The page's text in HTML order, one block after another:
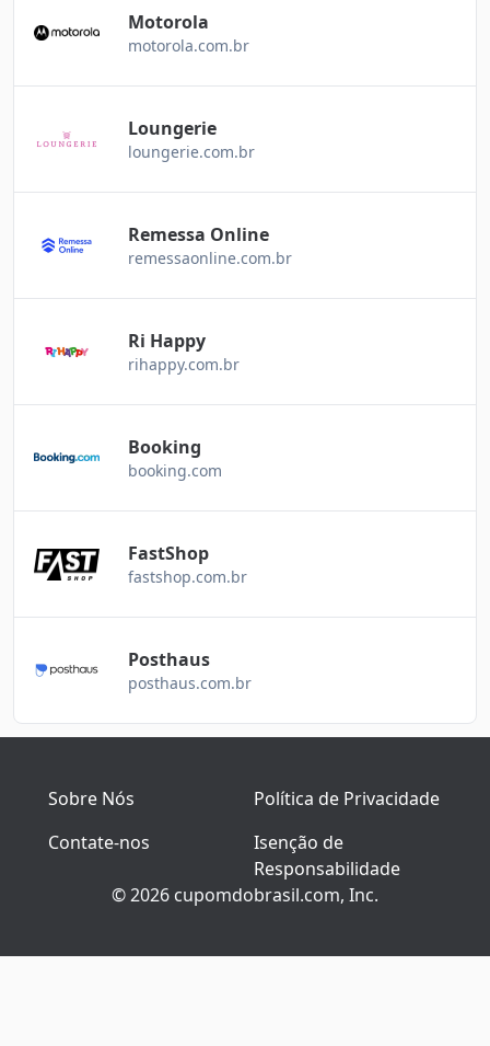
Motorola
motorola.com.br
Loungerie
loungerie.com.br
Remessa Online
remessaonline.com.br
Ri Happy
rihappy.com.br
Booking
booking.com
FastShop
fastshop.com.br
Posthaus
posthaus.com.br
Sobre Nós
Política de Privacidade
Contate-nos
Isenção de
Responsabilidade
© 2026 cupomdobrasil.com, Inc.